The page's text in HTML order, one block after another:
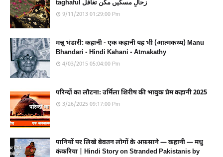
taghaful زحالِ مسکیں مکن تغافل
9/11/2013 01:29:00 Pm
मन्नू भंडारी: कहानी - एक कहानी यह भी (आत्मकथ्य) Manu
Bhandari - Hindi Kahani - Atmakathy
4/03/2015 05:04:00 Pm
परिन्दों का लौटना: उर्मिला शिरीष की भावुक प्रेम कहानी 2025
3/26/2025 09:17:00 Pm
पानियों पर लिखे बेवतन लोगों के अफ़साने — कहानी — मधु
कंकरिया | Hindi Story on Stranded Pakistanis by